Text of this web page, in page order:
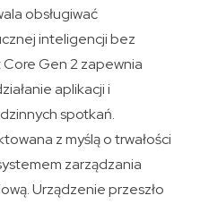
obsługiwać
inteligencji bez
Core Gen 2 zapewnia
aplikacji i
spotkań.
z myślą o trwałości
zarządzania
Urządzenie przeszło